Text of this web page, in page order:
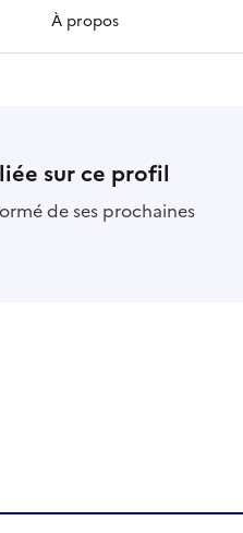
À propos
sur ce profil
de ses prochaines